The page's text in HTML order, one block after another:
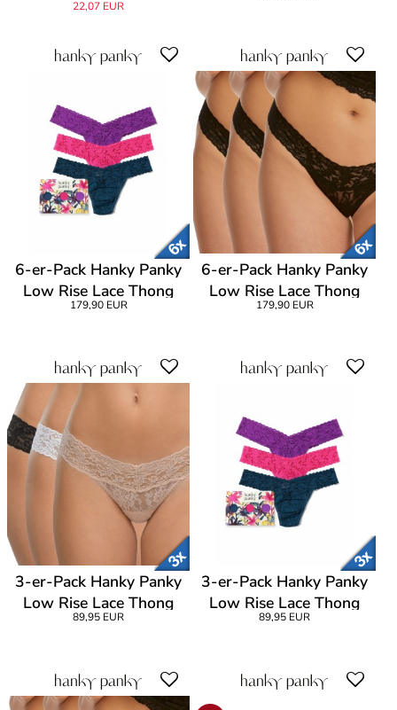
22,07 EUR
6-er-Pack Hanky Panky
Low Rise Lace Thong
179,90 EUR
6-er-Pack Hanky Panky
Low Rise Lace Thong
179,90 EUR
3-er-Pack Hanky Panky
Low Rise Lace Thong
89,95 EUR
3-er-Pack Hanky Panky
Low Rise Lace Thong
89,95 EUR